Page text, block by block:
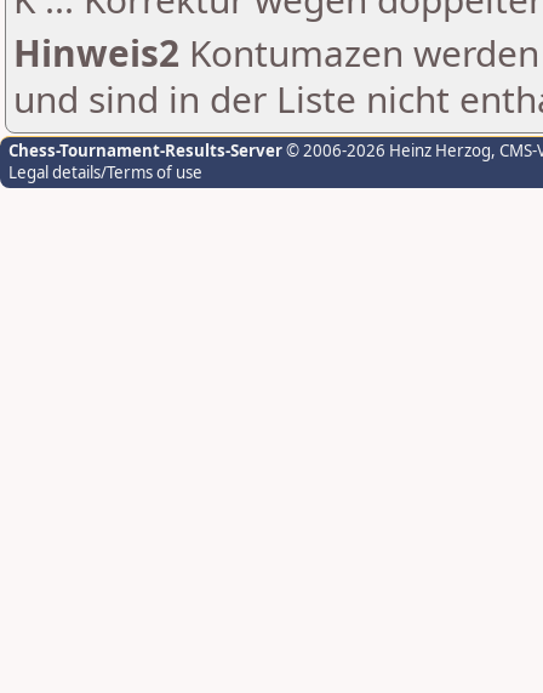
Hinweis2 Kontumazen
und sind in der Liste nicht
Chess-Tournament-Results-Server© 2006-2026 Heinz Herzog,
Legal details/Terms of use